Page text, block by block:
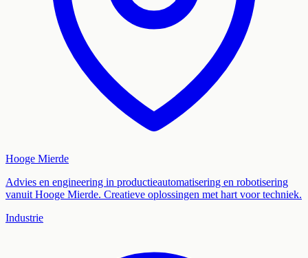
Hooge Mierde
Advies en engineering in productieautomatisering en robotisering
vanuit Hooge Mierde. Creatieve oplossingen met hart voor techniek.
Industrie